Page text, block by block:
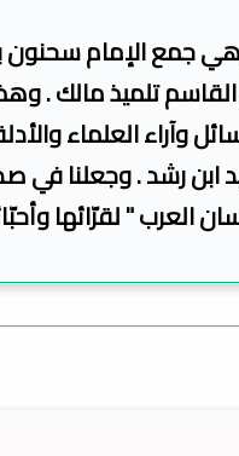
جمع الإمام
تلميذ مالك .
وآراء العلماء
ابن رشد . وجعلنا في
العرب " لقرّائها